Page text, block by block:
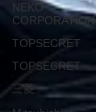
NEKO
CORPORATION
TOPSECRET
TOPSECRET
三菱